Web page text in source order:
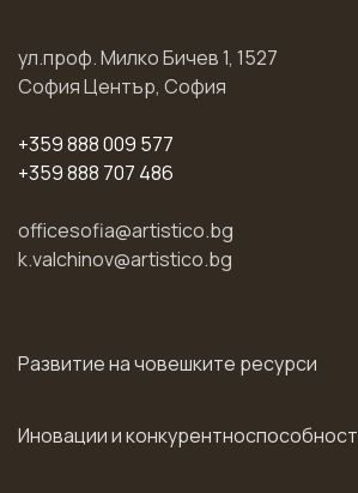
ул.проф. Милко Бичев 1, 1527
София Център, София
+359 888 009 577
+359 888 707 486
officesofia@artistico.bg
k.valchinov@artistico.bg
Развитие на човешките ресурси
Иновации и конкурентноспособност